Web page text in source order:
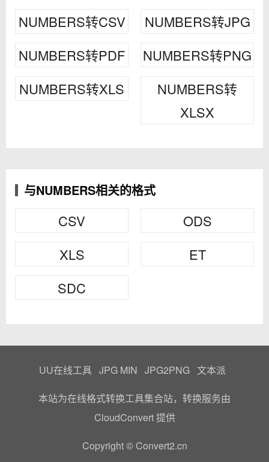
NUMBERS转CSV
NUMBERS转JPG
NUMBERS转PDF
NUMBERS转PNG
NUMBERS转XLS
NUMBERS转
XLSX
与NUMBERS相关的格式
CSV
ODS
XLS
ET
SDC
UU在线工具 JPG MIN JPG2PNG 文本派
本站为在线格式转换工具集合站，转换服务由
CloudConvert提供
Copyright © Convert2.cn